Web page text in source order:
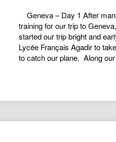
Geneva – Day 1 After
training for our trip to
started our trip bright and
Lycée Français Agadir to
to catch our plane. Along